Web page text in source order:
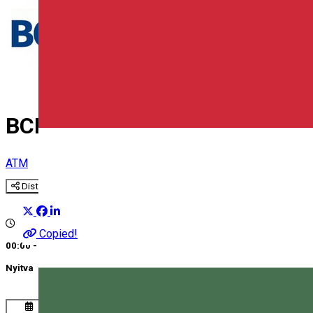
BCR - ATM Kaufland
ATM
Distribuie
Copied!
00:00 - 00:00
Nyitva